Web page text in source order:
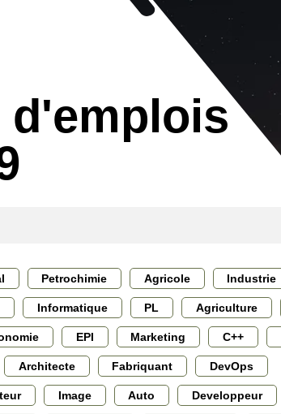
d'emplois
Petrochimie Agricole Industrie
Informatique PL Agriculture
EPI Marketing C++
Architecte Fabriquant DevOps
Image Auto Developpeur